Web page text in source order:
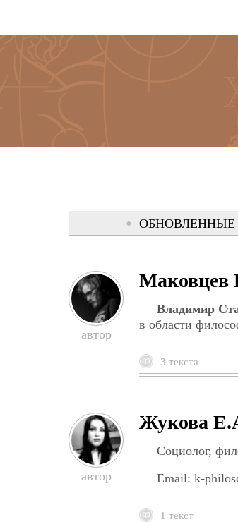
Маковцев
Владимир
в области
3 текста
Жукова
Социолог,
Email: k-
1 текст